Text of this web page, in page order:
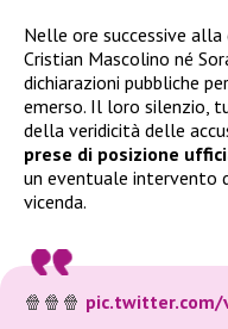
Nelle ore successive alla
Cristian Mascolino né
dichiarazioni pubbliche
emerso. Il loro silenzio,
della veridicità delle
prese di posizione
un eventuale intervento
vicenda.
🍿🍿🍿 pic.twitter.com/